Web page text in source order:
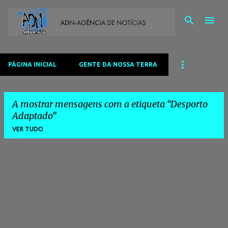
PÁGINA INICIAL GENTE DA NOSSA TERRA
A mostrar mensagens com a etiqueta Desporto
Adaptado
VER TUDO